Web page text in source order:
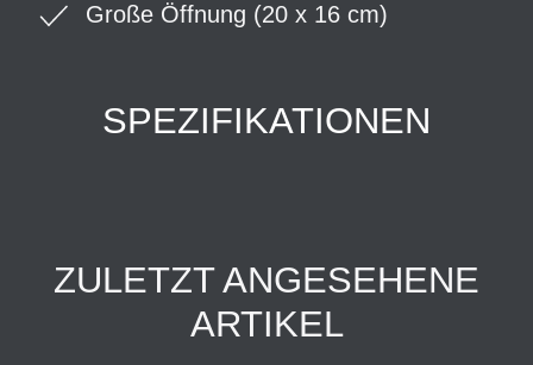
Große Öffnung (20 x 16 cm)
SPEZIFIKATIONEN
ZULETZT ANGESEHENE
ARTIKEL